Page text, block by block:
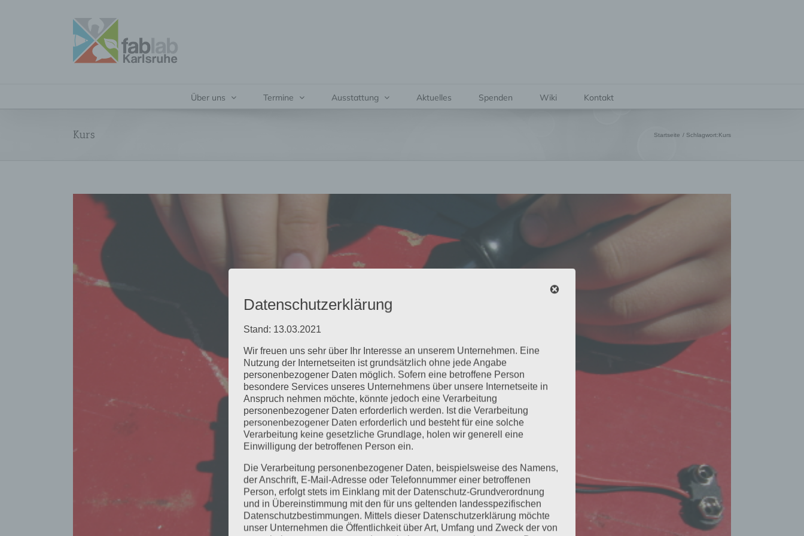
Über uns Termine Ausstattung Aktuelles Spenden Wiki Kontakt
Kurs Startseite Schlagwort:Kurs
Datenschutzerklärung
Stand: 13.03.2021
Wir freuen uns sehr über Ihr Interesse an unserem Unternehmen. Eine
Nutzung der Internetseiten ist grundsätzlich ohne jede Angabe
personenbezogener Daten möglich. Sofern eine betroffene Person
besondere Services unseres Unternehmens über unsere Internetseite in
Anspruch nehmen möchte, könnte jedoch eine Verarbeitung
personenbezogener Daten erforderlich werden. Ist die Verarbeitung
personenbezogener Daten erforderlich und besteht für eine solche
Verarbeitung keine gesetzliche Grundlage, holen wir generell eine
Einwilligung der betroffenen Person ein.
Die Verarbeitung personenbezogener Daten, beispielsweise des Namens,
der Anschrift, E-Mail-Adresse oder Telefonnummer einer betroffenen
Person, erfolgt stets im Einklang mit der Datenschutz-Grundverordnung
und in Übereinstimmung mit den für uns geltenden landesspezifischen
Datenschutzbestimmungen. Mittels dieser Datenschutzerklärung möchte
unser Unternehmen die Öffentlichkeit über Art, Umfang und Zweck der von